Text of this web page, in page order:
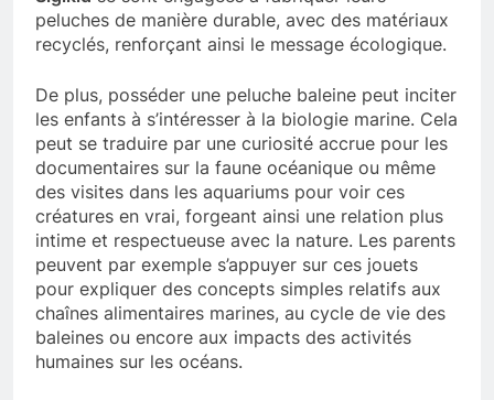
peluches de manière durable, avec des matériaux
recyclés, renforçant ainsi le message écologique.
De plus, posséder une peluche baleine peut inciter
les enfants à s’intéresser à la biologie marine. Cela
peut se traduire par une curiosité accrue pour les
documentaires sur la faune océanique ou même
des visites dans les aquariums pour voir ces
créatures en vrai, forgeant ainsi une relation plus
intime et respectueuse avec la nature. Les parents
peuvent par exemple s’appuyer sur ces jouets
pour expliquer des concepts simples relatifs aux
chaînes alimentaires marines, au cycle de vie des
baleines ou encore aux impacts des activités
humaines sur les océans.